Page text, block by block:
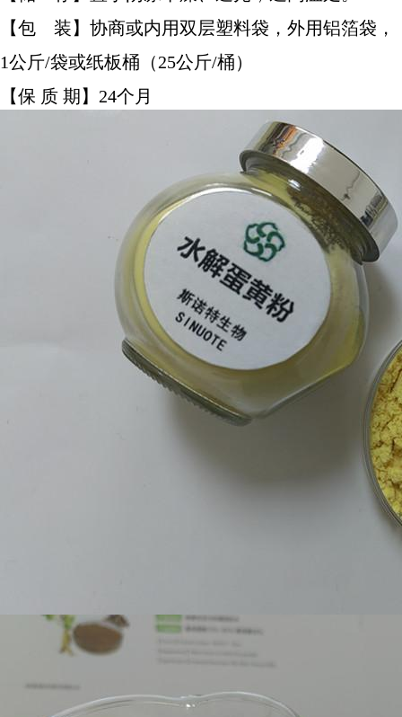
【包 装】协商或内用双层塑料袋，外用铝箔袋，
1公斤/袋或纸板桶（25公斤/桶）
【保 质 期】24个月